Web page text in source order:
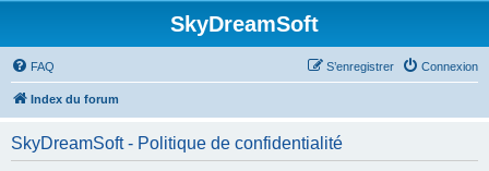
SkyDreamSoft
FAQ Connexion
S’enregistrer
Index du forum
SkyDreamSoft - Politique de confidentialité